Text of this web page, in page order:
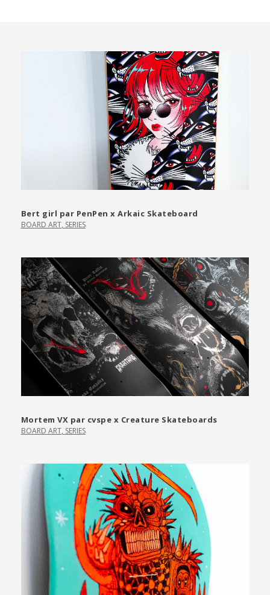
Bert girl par PenPen x Arkaic Skateboard
BOARD ART, SERIES
Mortem VX par cvspe x Creature Skateboards
BOARD ART, SERIES